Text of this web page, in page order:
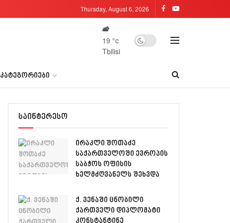
Thursday, August 6, 2026
19 °c
Tbilisi
ᲙᲐᲢᲔᲒᲝᲠᲘᲔᲑᲘ
საინტერესო
ირაკლი შოთაძე
საქართველოში ევროპის
საბჭოს ოფისის
ხელმძღვანელს შეხვდა
ქ. ვენაში ცნობილი
ქართველი დიპლომატი